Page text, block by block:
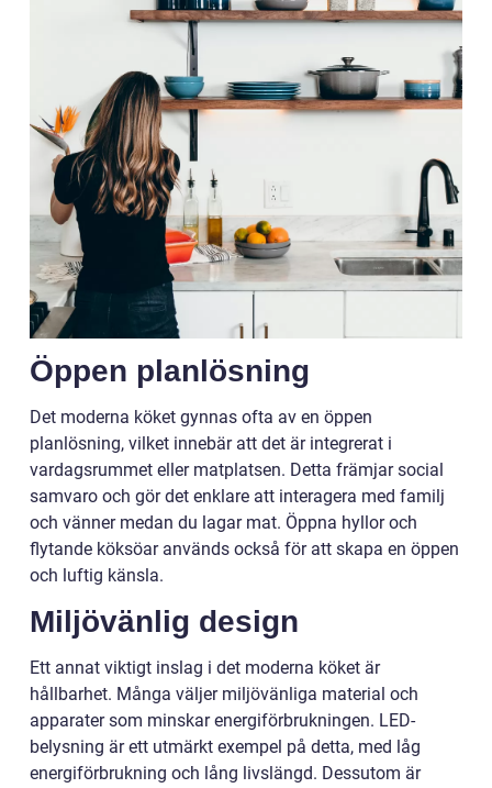
Öppen planlösning
Det moderna köket gynnas ofta av en öppen
planlösning, vilket innebär att det är integrerat i
vardagsrummet eller matplatsen. Detta främjar social
samvaro och gör det enklare att interagera med familj
och vänner medan du lagar mat. Öppna hyllor och
flytande köksöar används också för att skapa en öppen
och luftig känsla.
Miljövänlig design
Ett annat viktigt inslag i det moderna köket är
hållbarhet. Många väljer miljövänliga material och
apparater som minskar energiförbrukningen. LED-
belysning är ett utmärkt exempel på detta, med låg
energiförbrukning och lång livslängd. Dessutom är